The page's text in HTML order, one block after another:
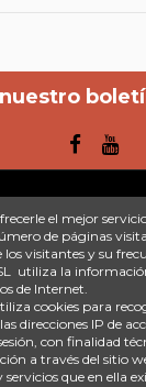
Contacte con
Tratamiento de datos
Plazos de envío
el mejor
de páginas
visitantes y su
utiliza la
de Internet.
cookies para
direcciones IP de
con finalidad
a través del sitio
que en ella